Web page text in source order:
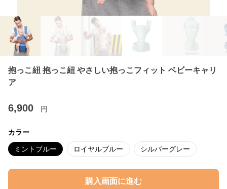
抱っこ紐 抱っこ紐 やさしい抱っこフィット ベビーキャリ
ア
6,900 円
カラー
ミントブルー ロイヤルブルー シルバーグレー
購入画面に進む